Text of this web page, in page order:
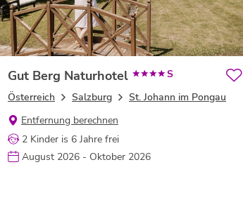
Gut Berg Naturhotel
S
Österreich
Salzburg
St. Johann im Pongau
Entfernung berechnen
2 Kinder is 6 Jahre frei
August 2026 - Oktober 2026